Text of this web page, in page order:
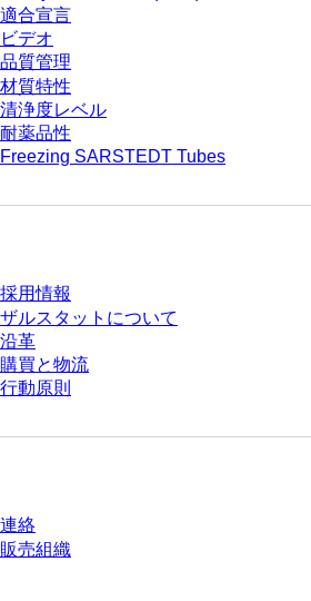
適合宣言
ビデオ
品質管理
材質特性
清浄度レベル
耐薬品性
Freezing SARSTEDT Tubes
採用情報
ザルスタットについて
沿革
購買と物流
行動原則
連絡
販売組織